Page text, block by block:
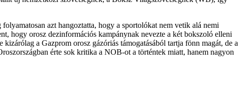
azt hangoztatta, hogy a sportolókat nem vetik alá nemi
hogy orosz dezinformációs kampánynak nevezte a két bokszoló elleni
a Gazprom orosz gázóriás támogatásából tartja fönn magát, de a
érte sok kritika a NOB-ot a történtek miatt, hanem nagyon